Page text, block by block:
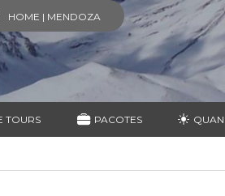
HOME | MENDOZA
TOURS PACOTES